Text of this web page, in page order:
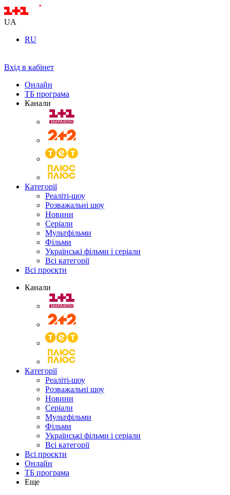
UA
RU
Вхід в кабінет
Онлайн
ТБ програма
Канали
Категорії
Реаліті-шоу
Розважальні шоу
Новини
Серіали
Мультфільми
Фільми
Українські фільми і серіали
Всі категорії
Всі проєкти
Канали
Категорії
Реаліті-шоу
Розважальні шоу
Новини
Серіали
Мультфільми
Фільми
Українські фільми і серіали
Всі категорії
Всі проєкти
Онлайн
ТБ програма
Еще